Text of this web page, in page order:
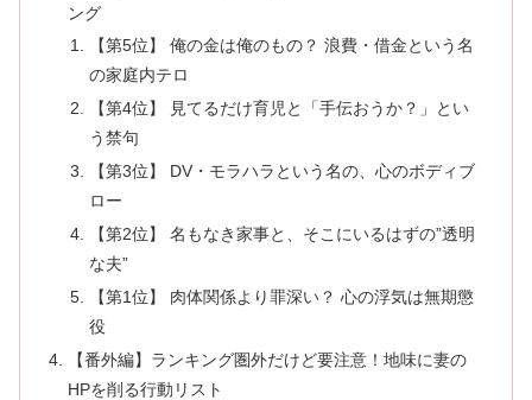
ング
【第5位】 俺の金は俺のもの？ 浪費・借金という名
の家庭内テロ
【第4位】 見てるだけ育児と「手伝おうか？」とい
う禁句
【第3位】 DV・モラハラという名の、心のボディブ
ロー
【第2位】 名もなき家事と、そこにいるはずの”透明
な夫”
【第1位】 肉体関係より罪深い？ 心の浮気は無期懲
役
【番外編】ランキング圏外だけど要注意！地味に妻の
HPを削る行動リスト